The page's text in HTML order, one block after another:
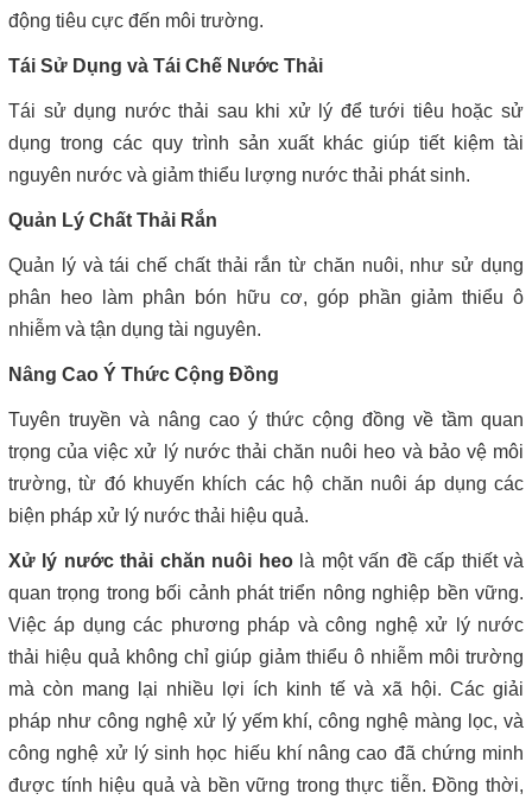
động tiêu cực đến môi trường.
Tái Sử Dụng và Tái Chế Nước Thải
Tái sử dụng nước thải sau khi xử lý để tưới tiêu hoặc sử
dụng trong các quy trình sản xuất khác giúp tiết kiệm tài
nguyên nước và giảm thiểu lượng nước thải phát sinh.
Quản Lý Chất Thải Rắn
Quản lý và tái chế chất thải rắn từ chăn nuôi, như sử dụng
phân heo làm phân bón hữu cơ, góp phần giảm thiểu ô
nhiễm và tận dụng tài nguyên.
Nâng Cao Ý Thức Cộng Đồng
Tuyên truyền và nâng cao ý thức cộng đồng về tầm quan
trọng của việc xử lý nước thải chăn nuôi heo và bảo vệ môi
trường, từ đó khuyến khích các hộ chăn nuôi áp dụng các
biện pháp xử lý nước thải hiệu quả.
Xử lý nước thải chăn nuôi heolà một vấn đề cấp thiết và
quan trọng trong bối cảnh phát triển nông nghiệp bền vững.
Việc áp dụng các phương pháp và công nghệ xử lý nước
thải hiệu quả không chỉ giúp giảm thiểu ô nhiễm môi trường
mà còn mang lại nhiều lợi ích kinh tế và xã hội. Các giải
pháp như công nghệ xử lý yếm khí, công nghệ màng lọc, và
công nghệ xử lý sinh học hiếu khí nâng cao đã chứng minh
được tính hiệu quả và bền vững trong thực tiễn. Đồng thời,